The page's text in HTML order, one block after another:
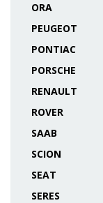
ORA
PEUGEOT
PONTIAC
PORSCHE
RENAULT
ROVER
SAAB
SCION
SEAT
SERES